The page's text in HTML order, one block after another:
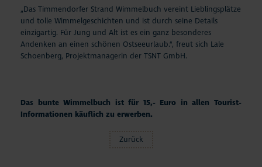
„Das Timmendorfer Strand Wimmelbuch vereint Lieblingsplätze
und tolle Wimmelgeschichten und ist durch seine Details
einzigartig. Für Jung und Alt ist es ein ganz besonderes
Andenken an einen schönen Ostseeurlaub.“, freut sich Lale
Schoenberg, Projektmanagerin der TSNT GmbH.
Das bunte Wimmelbuch ist für 15,- Euro in allen Tourist-
Informationen käuflich zu erwerben.
Zurück